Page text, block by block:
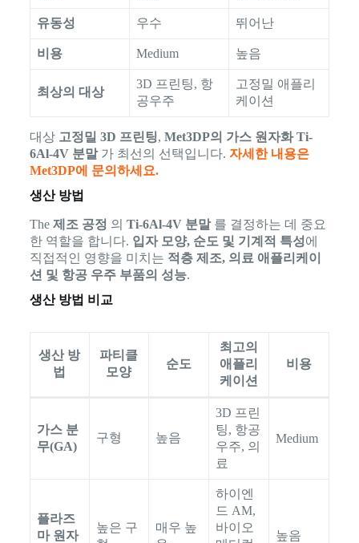
유동성 우수 뛰어난
비용 Medium 높음
최상의 대상
3D 프린팅, 항
공우주
고정밀 애플리
케이션
대상 고정밀 3D 프린팅, Met3DP의 가스 원자화 Ti-
6Al-4V 분말가 최선의 선택입니다. 자세한 내용은
Met3DP에 문의하세요.
생산 방법
The 제조 공정 의 Ti-6Al-4V 분말를 결정하는 데 중요
한 역할을 합니다. 입자 모양, 순도 및 기계적 특성에
직접적인 영향을 미치는 적층 제조, 의료 애플리케이
션 및 항공 우주 부품의 성능.
생산 방법 비교
생산 방
법
파티클
모양
순도
최고의
애플리
케이션
비용
가스 분
무(GA)
구형 높음
3D 프린
팅, 항공
우주, 의
료
Medium
플라즈
마 원자
높은 구
매우 높
하이엔
드 AM,
바이오
높음